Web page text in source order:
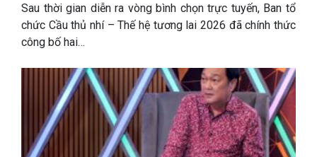
Sau thời gian diễn ra vòng bình chọn trực tuyến, Ban tổ
chức Cầu thủ nhí – Thế hệ tương lai 2026 đã chính thức
công bố hai…